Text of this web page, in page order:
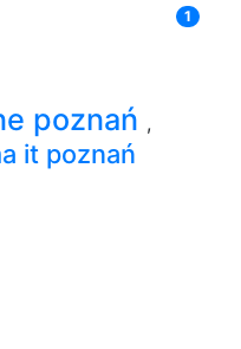
1
poznań ,
it poznań